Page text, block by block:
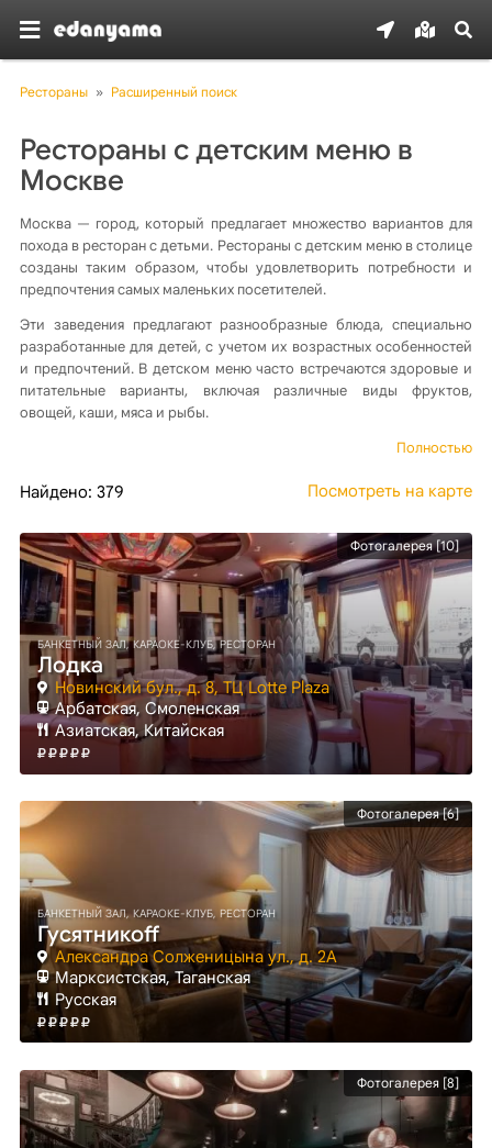
Рестораны » Расширенный поиск
Рестораны с детским меню в
Москве
Москва — город, который предлагает множество вариантов для
похода в ресторан с детьми. Рестораны с детским меню в столице
созданы таким образом, чтобы удовлетворить потребности и
предпочтения самых маленьких посетителей.
Эти заведения предлагают разнообразные блюда, специально
разработанные для детей, с учетом их возрастных особенностей
и предпочтений. В детском меню часто встречаются здоровые и
питательные варианты, включая различные виды фруктов,
овощей, каши, мяса и рыбы.
Полностью
Найдено: 379 Посмотреть на карте
Фотогалерея [10]
БАНКЕТНЫЙ ЗАЛ, КАРАОКЕ-КЛУБ, РЕСТОРАН
Лодка
Новинский бул., д. 8, ТЦ Lotte Plaza
Арбатская, Смоленская
Азиатская, Китайская
Фотогалерея [6]
БАНКЕТНЫЙ ЗАЛ, КАРАОКЕ-КЛУБ, РЕСТОРАН
Гусятникоff
Александра Солженицына ул., д. 2А
Марксистская, Таганская
Русская
Фотогалерея [8]